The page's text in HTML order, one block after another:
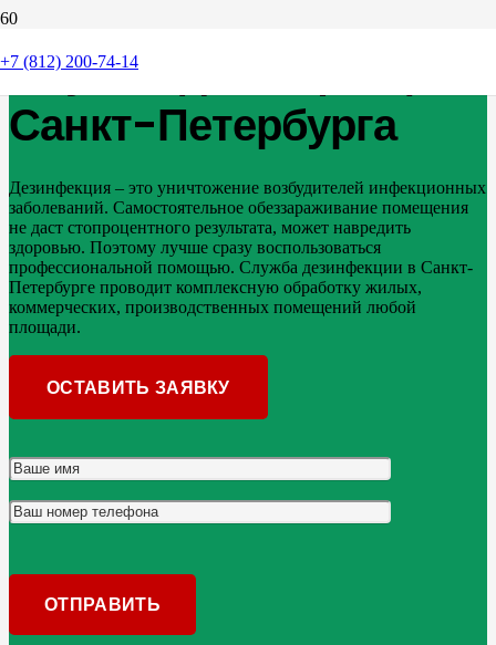
+7 (812) 200-74-14
Служба дезинфекции
Санкт-Петербурга
Дезинфекция – это уничтожение возбудителей инфекционных
заболеваний. Самостоятельное обеззараживание помещения
не даст стопроцентного результата, может навредить
здоровью. Поэтому лучше сразу воспользоваться
профессиональной помощью. Служба дезинфекции в Санкт-
Петербурге проводит комплексную обработку жилых,
коммерческих, производственных помещений любой
площади.
ОСТАВИТЬ ЗАЯВКУ